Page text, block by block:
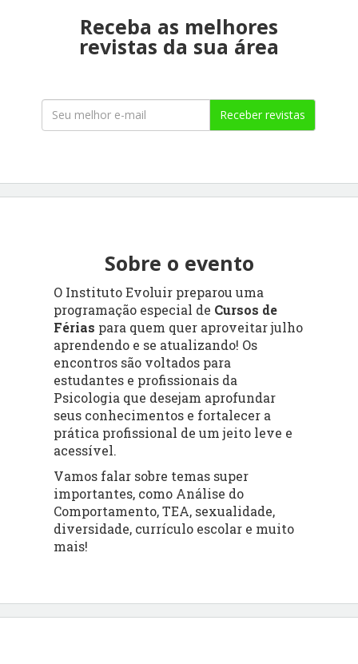
Receba as melhores
revistas da sua área
Receber revistas
Sobre o evento
O Instituto Evoluir preparou uma
programação especial de Cursos de
Férias para quem quer aproveitar julho
aprendendo e se atualizando! Os
encontros são voltados para
estudantes e profissionais da
Psicologia que desejam aprofundar
seus conhecimentos e fortalecer a
prática profissional de um jeito leve e
acessível.
Vamos falar sobre temas super
importantes, como Análise do
Comportamento, TEA, sexualidade,
diversidade, currículo escolar e muito
mais!